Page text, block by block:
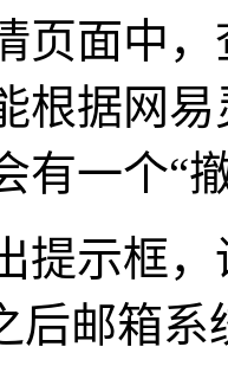
面中，
根据网
有一个“
示框，
后邮箱